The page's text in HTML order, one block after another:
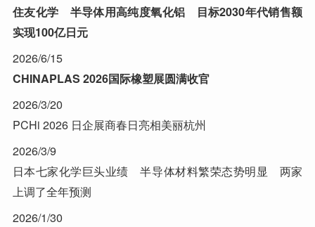
住友化学 半导体用高纯度氧化铝 目标2030年代销售额
实现100亿日元
2026/6/15
CHINAPLAS 2026国际橡塑展圆满收官
2026/3/20
PCHi 2026 日企展商春日亮相美丽杭州
2026/3/9
日本七家化学巨头业绩 半导体材料繁荣态势明显 两家
上调了全年预测
2026/1/30